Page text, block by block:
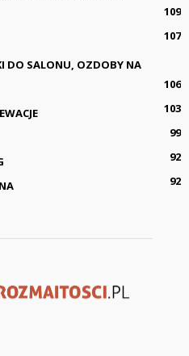
109
107
DO SALONU, OZDOBY NA
106
103
99
92
92